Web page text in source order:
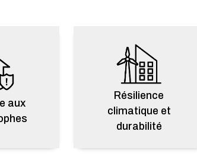
aux
Résilience
climatique et
durabilité